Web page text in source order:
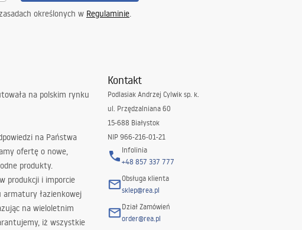
określonych w Regulaminie.
na polskim rynku
na Państwa
ofertę o nowe,
produkty.
produkcji i imporcie
łazienkowej
na wieloletnim
iż wszystkie
Kontakt
Podlasiak Andrzej Cylwik sp. k.
ul. Przędzalniana 60
15-688 Białystok
NIP 966-216-01-21
Infolinia
+48 857 337 777
Obsługa klienta
sklep@rea.pl
Dział Zamówień
order@rea.pl